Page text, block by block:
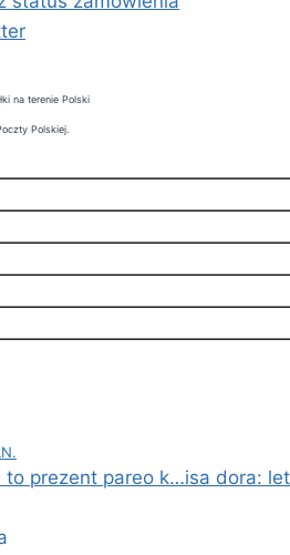
na terenie Polski
Polskiej.
to prezent pareo k…isa dora: